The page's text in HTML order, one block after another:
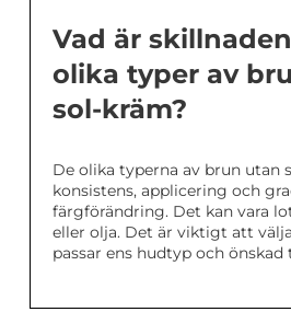
Vad är
olika typer av
sol-kräm?
De olika typerna av brun utan
konsistens, applicering och
färgförändring. Det kan vara
eller olja. Det är viktigt att
passar ens hudtyp och önskad